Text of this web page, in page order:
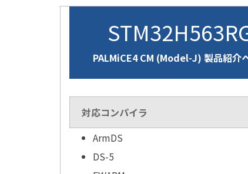
PALMiCE4 CM (Model-J) 製品紹介
対応コンパイラ
ArmDS
DS-5